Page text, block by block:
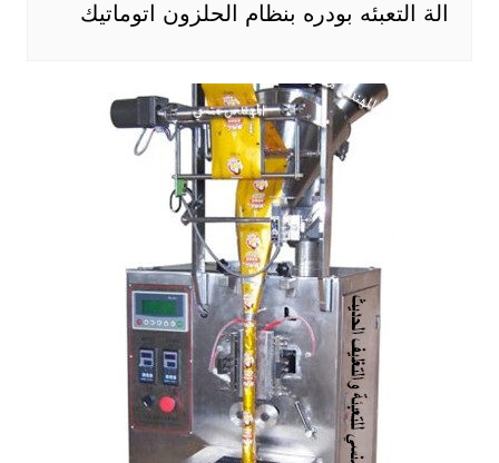
الة التعبئه بودره بنظام الحلزون اتوماتيك